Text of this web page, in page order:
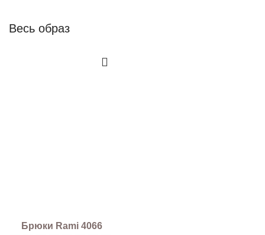
Весь образ
Брюки Rami 4066